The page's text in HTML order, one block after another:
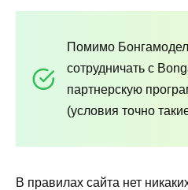
Помимо
сотрудничать с
партнерскую
(условия точно
В правилах сайта нет